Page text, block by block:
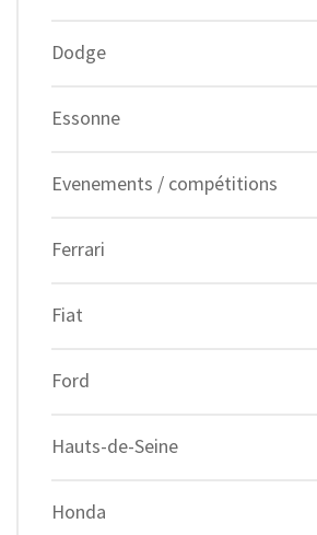
Dodge
Essonne
Evenements / compétitions
Ferrari
Fiat
Ford
Hauts-de-Seine
Honda